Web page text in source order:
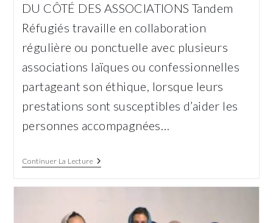
publication :
DU CÔTÉ DES ASSOCIATIONS Tandem
Réfugiés travaille en collaboration
régulière ou ponctuelle avec plusieurs
associations laïques ou confessionnelles
partageant son éthique, lorsque leurs
prestations sont susceptibles d’aider les
personnes accompagnées…
Continuer La LectureParcours
D’Exil,
Centre